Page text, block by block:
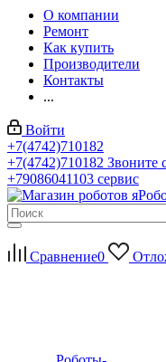
О компании
Ремонт
Как купить
Производители
Контакты
...
Войти
+7(4742)710182
+7(4742)710182 Звоните
+79086041103 сервис
Сравнение0